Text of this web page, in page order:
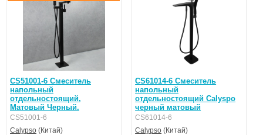
CS51001-6 Смеситель
напольный
отдельностоящий,
Матовый Черный.
CS51001-6
Calypso (Китай)
CS61014-6 Смеситель
напольный
отдельностоящий Calyspo
черный матовый
CS61014-6
Calypso (Китай)